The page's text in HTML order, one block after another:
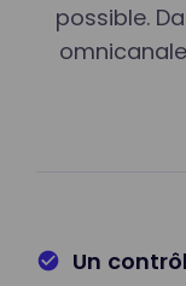
possible.
Un